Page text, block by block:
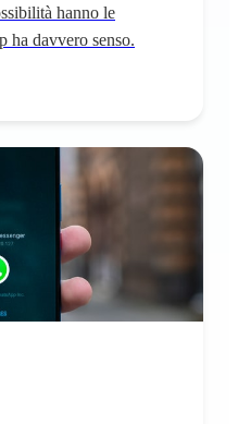
hanno le
ha davvero senso.